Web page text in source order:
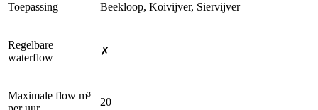
Toepassing Beekloop, Koivijver, Siervijver
Regelbare
waterflow
✗
Maximale flow m³
20